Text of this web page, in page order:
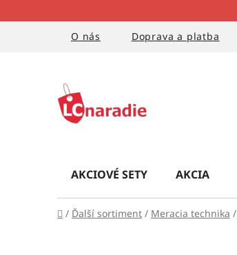
na
O nás
Doprava a platba
AKCIOVÉ SETY AKCIA
Domov
/ Ďalší sortiment / Meracia technika /